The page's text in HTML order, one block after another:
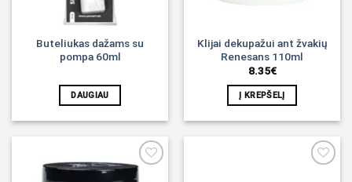
Buteliukas dažams su
pompa 60ml
DAUGIAU
Klijai dekupažui ant žvakių
Renesans 110ml
8.35€
Į KREPŠELĮ